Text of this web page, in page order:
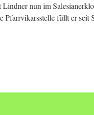
nun im
füllt er seit